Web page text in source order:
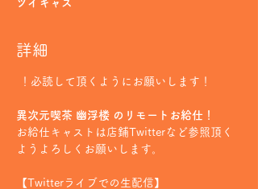
ツイキャス
詳細
！必読して頂くようにお願いします！
異次元喫茶 幽浮楼 のリモートお給仕！
お給仕キャストは店鋪Twitterなど参照頂く
ようよろしくお願いします。
【Twitterライブでの生配信】